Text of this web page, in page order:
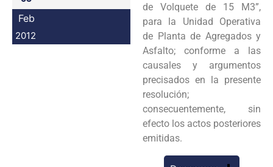
Feb
2012
de Volquete de 15 M3”,
para la Unidad Operativa
de Planta de Agregados y
Asfalto; conforme a las
causales y argumentos
precisados en la presente
resolución;
consecuentemente, sin
efecto los actos posteriores
emitidas.